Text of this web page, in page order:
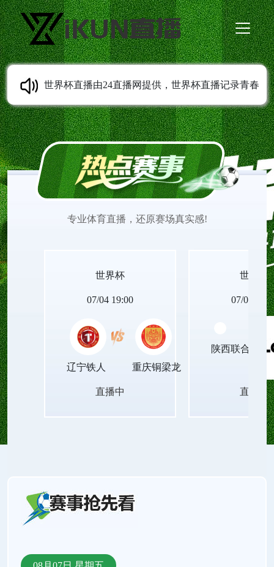
世界杯直播由24直播网提供，世界杯直播记录青春
成长轨迹，从校园到职场，世界杯直播观看陪伴每
一代人留住足球相关的美好回忆。世界杯在线直播
每一次观赛瞬间，都能被清晰珍藏，成为岁月里温
暖的印记！
专业体育直播，还原赛场真实感!
世界杯
07/04 19:00
辽宁铁人 重庆铜梁龙
直播中
世界杯
07/04
陕西联合月亮
直播中